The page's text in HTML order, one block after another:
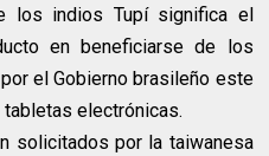
los indios Tupí significa el
en beneficiarse de los
el Gobierno brasileño este
electrónicas.
solicitados por la taiwanesa